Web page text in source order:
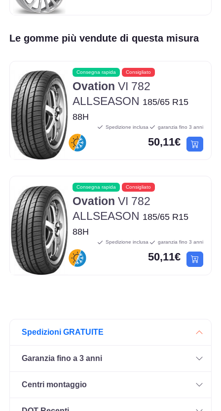
Le gomme più vendute di questa misura
Consegna rapida Consigliato
Ovation VI 782
ALLSEASON 185/65 R15
88H
Spedizione inclusa garanzia fino 3 anni
50,11€
Consegna rapida Consigliato
Ovation VI 782
ALLSEASON 185/65 R15
88H
Spedizione inclusa garanzia fino 3 anni
50,11€
Spedizioni GRATUITE
Garanzia fino a 3 anni
Centri montaggio